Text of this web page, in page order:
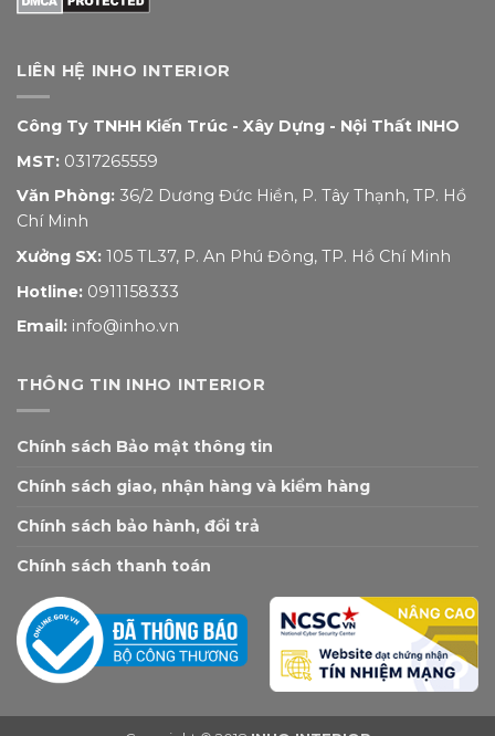
LIÊN HỆ INHO INTERIOR
Công Ty TNHH Kiến Trúc - Xây Dựng - Nội Thất INHO
MST: 0317265559
Văn Phòng: 36/2 Dương Đức Hiền, P. Tây Thạnh, TP. Hồ
Chí Minh
Xưởng SX: 105 TL37, P. An Phú Đông, TP. Hồ Chí Minh
Hotline: 0911158333
Email: info@inho.vn
THÔNG TIN INHO INTERIOR
Chính sách Bảo mật thông tin
Chính sách giao, nhận hàng và kiểm hàng
Chính sách bảo hành, đổi trả
Chính sách thanh toán